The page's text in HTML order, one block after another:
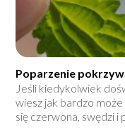
Poparzenie
Jeśli kiedykolwiek
wiesz jak bardzo
się czerwona, swędzi i